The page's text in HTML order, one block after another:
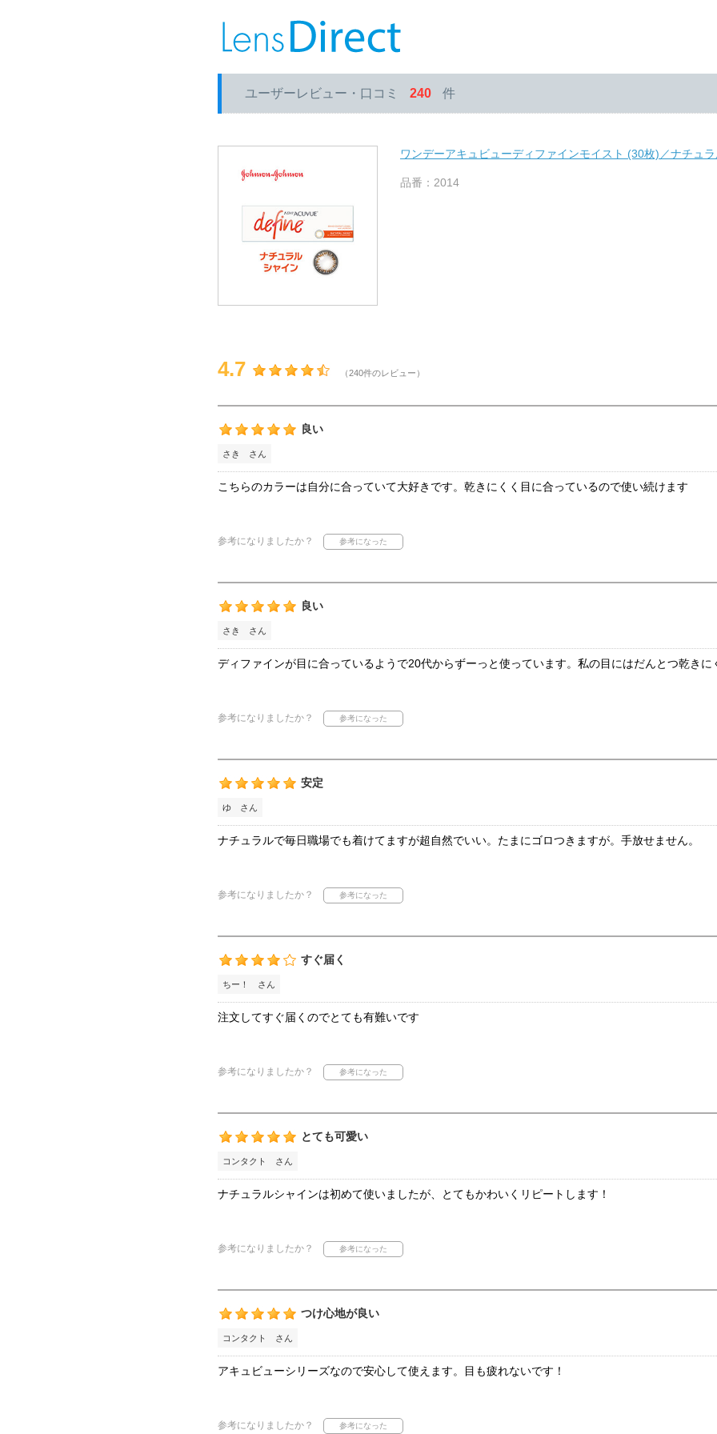
ユーザーレビュー・口コミ 240 件
ワンデーアキュビューディファインモイスト (30枚)／ナチュ
品番：2014
4.7 （240件のレビュー）
良い
さき さん
こちらのカラーは自分に合っていて大好きです。乾きにくく目に合っているので使い続けます
参考になりましたか？
良い
さき さん
ディファインが目に合っているようで20代からずーっと使っています。私の目にはだんとつ乾きに
参考になりましたか？
安定
ゆ さん
ナチュラルで毎日職場でも着けてますが超自然でいい。たまにゴロつきますが。手放せません。
参考になりましたか？
すぐ届く
ちー！ さん
注文してすぐ届くのでとても有難いです
参考になりましたか？
とても可愛い
コンタクト さん
ナチュラルシャインは初めて使いましたが、とてもかわいくリピートします！
参考になりましたか？
つけ心地が良い
コンタクト さん
アキュビューシリーズなので安心して使えます。目も疲れないです！
参考になりましたか？